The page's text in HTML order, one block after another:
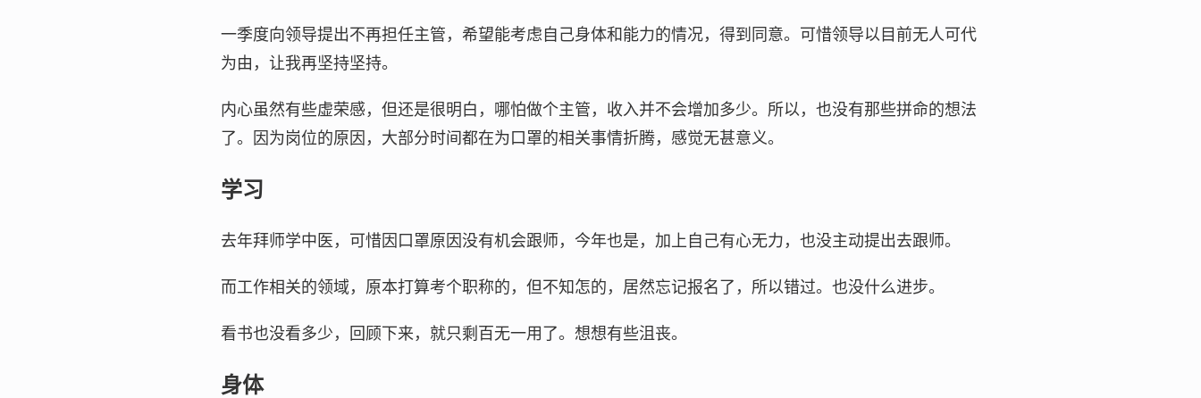
一季度向领导提出不再担任主管，希望能考虑自己身体和能力的情况，得到同意。可惜领导以目前无人可代
为由，让我再坚持坚持。
内心虽然有些虚荣感，但还是很明白，哪怕做个主管，收入并不会增加多少。所以，也没有那些拼命的想法
了。因为岗位的原因，大部分时间都在为口罩的相关事情折腾，感觉无甚意义。
学习
去年拜师学中医，可惜因口罩原因没有机会跟师，今年也是，加上自己有心无力，也没主动提出去跟师。
而工作相关的领域，原本打算考个职称的，但不知怎的，居然忘记报名了，所以错过。也没什么进步。
看书也没看多少，回顾下来，就只剩百无一用了。想想有些沮丧。
身体